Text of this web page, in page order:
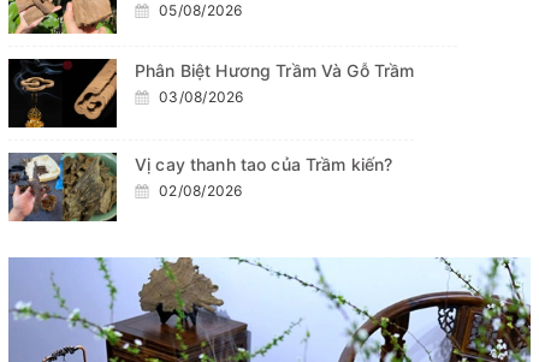
05/08/2026
Phân Biệt Hương Trầm Và Gỗ Trầm
03/08/2026
Vị cay thanh tao của Trầm kiến?
02/08/2026